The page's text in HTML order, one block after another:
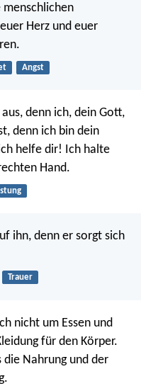
menschlichen
Herz und euer
Angst
denn ich, dein Gott,
denn ich bin dein
helfe dir! Ich halte
Hand.
ihn, denn er sorgt sich
Trauer
nicht um Essen und
für den Körper.
die Nahrung und der